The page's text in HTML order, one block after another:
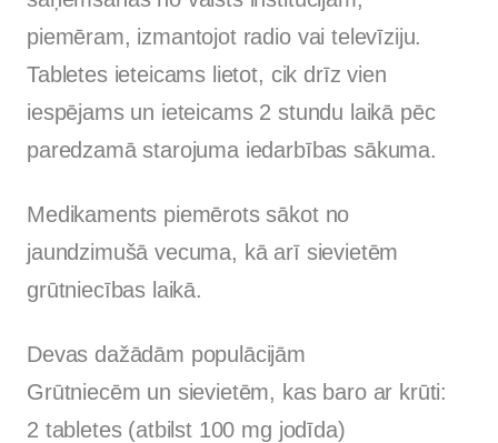
piemēram, izmantojot radio vai televīziju.
Tabletes ieteicams lietot, cik drīz vien
iespējams un ieteicams 2 stundu laikā pēc
paredzamā starojuma iedarbības sākuma.
Medikaments piemērots sākot no
jaundzimušā vecuma, kā arī sievietēm
grūtniecības laikā.
Devas dažādām populācijām
Grūtniecēm un sievietēm, kas baro ar krūti:
2 tabletes (atbilst 100 mg jodīda)